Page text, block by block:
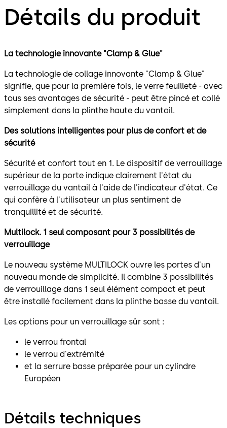
Détails du produit
La technologie innovante "Clamp & Glue"
La technologie de collage innovante "Clamp & Glue"
signifie, que pour la première fois, le verre feuilleté - avec
tous ses avantages de sécurité - peut être pincé et collé
simplement dans la plinthe haute du vantail.
Des solutions intelligentes pour plus de confort et de
sécurité
Sécurité et confort tout en 1. Le dispositif de verrouillage
supérieur de la porte indique clairement l'état du
verrouillage du vantail à l'aide de l'indicateur d'état. Ce
qui confère à l'utilisateur un plus sentiment de
tranquillité et de sécurité.
Multilock. 1 seul composant pour 3 possibilités de
verrouillage
Le nouveau système MULTILOCK ouvre les portes d'un
nouveau monde de simplicité. Il combine 3 possibilités
de verrouillage dans 1 seul élément compact et peut
être installé facilement dans la plinthe basse du vantail.
Les options pour un verrouillage sûr sont :
le verrou frontal
le verrou d'extrémité
et la serrure basse préparée pour un cylindre
Européen
Détails techniques